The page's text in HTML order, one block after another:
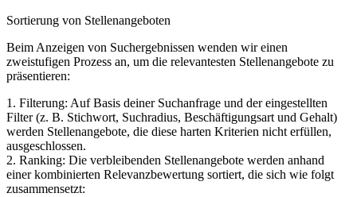
Sortierung von Stellenangeboten
Beim Anzeigen von Suchergebnissen wenden wir einen
zweistufigen Prozess an, um die relevantesten Stellenangebote zu
präsentieren:
1. Filterung: Auf Basis deiner Suchanfrage und der eingestellten
Filter (z. B. Stichwort, Suchradius, Beschäftigungsart und Gehalt)
werden Stellenangebote, die diese harten Kriterien nicht erfüllen,
ausgeschlossen.
2. Ranking: Die verbleibenden Stellenangebote werden anhand
einer kombinierten Relevanzbewertung sortiert, die sich wie folgt
zusammensetzt: